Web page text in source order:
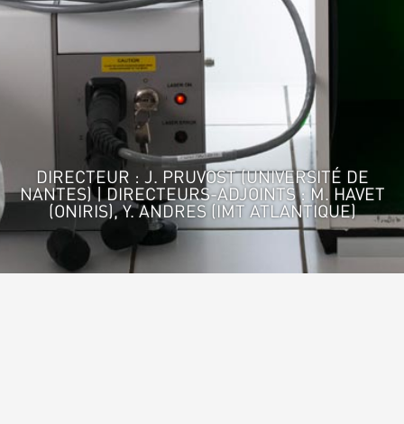
DIRECTEUR : J. PRUVOST (UNIVERSITÉ DE
NANTES) | DIRECTEURS-ADJOINTS : M. HAVET
(ONIRIS), Y. ANDRES (IMT ATLANTIQUE)
Accueil>